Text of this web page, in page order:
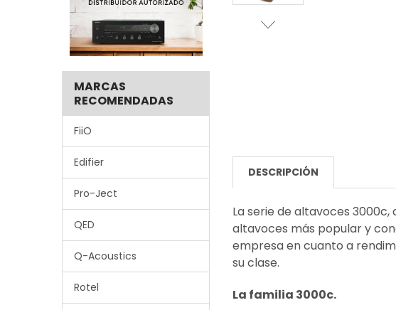
MARCAS
RECOMENDADAS
FiiO
Edifier
Pro-Ject
QED
Q-Acoustics
Rotel
DESCRIPCIÓN
La serie de altavoces
altavoces más popular y
empresa en cuanto a
su clase.
La familia 3000c.